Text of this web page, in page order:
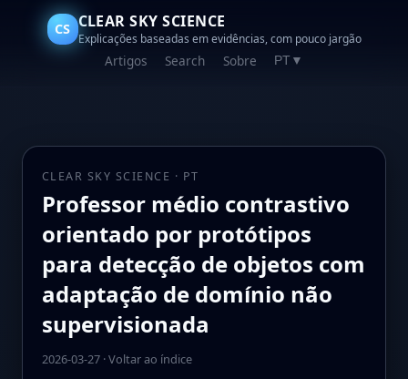
CS CLEAR SKY SCIENCE
Explicações baseadas em evidências, com pouco jargão
Artigos Search Sobre PT ▼
CLEAR SKY SCIENCE · PT
Professor médio contrastivo
orientado por protótipos
para detecção de objetos com
adaptação de domínio não
supervisionada
2026-03-27·Voltar ao índice